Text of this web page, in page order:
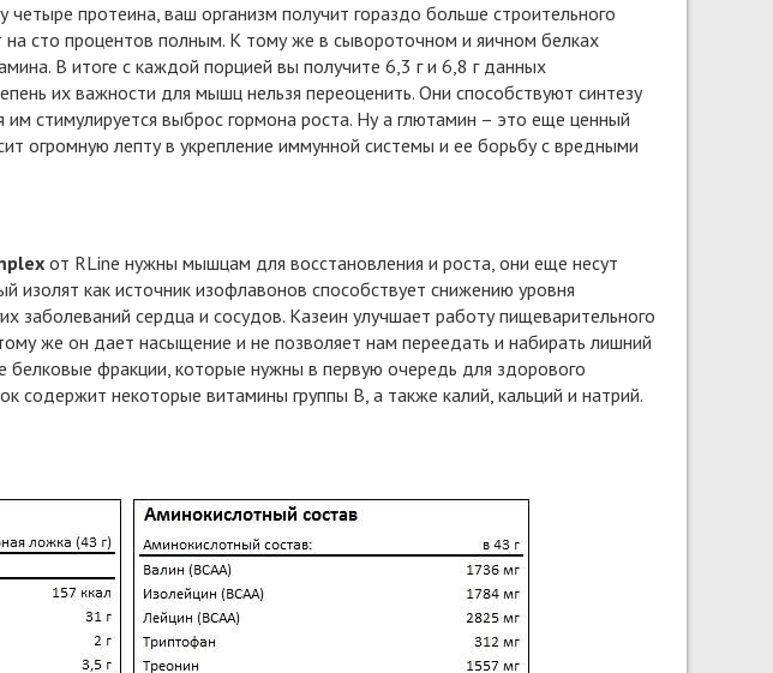
протеина, ваш организм получит гораздо больше строительного
сто процентов полным. К тому же в сывороточном и яичном белках
В итоге с каждой порцией вы получите 6,3 г и 6,8 г данных
их важности для мышц нельзя переоценить. Они способствуют синтезу
стимулируется выброс гормона роста. Ну а глютамин – это еще ценный
огромную лепту в укрепление иммунной системы и ее борьбу с вредными
от RLine нужны мышцам для восстановления и роста, они еще несут
изолят как источник изофлавонов способствует снижению уровня
заболеваний сердца и сосудов. Казеин улучшает работу пищеварительного
же он дает насыщение и не позволяет нам переедать и набирать лишний
фракции, которые нужны в первую очередь для здорового
содержит некоторые витамины группы B, а также калий, кальций и натрий.